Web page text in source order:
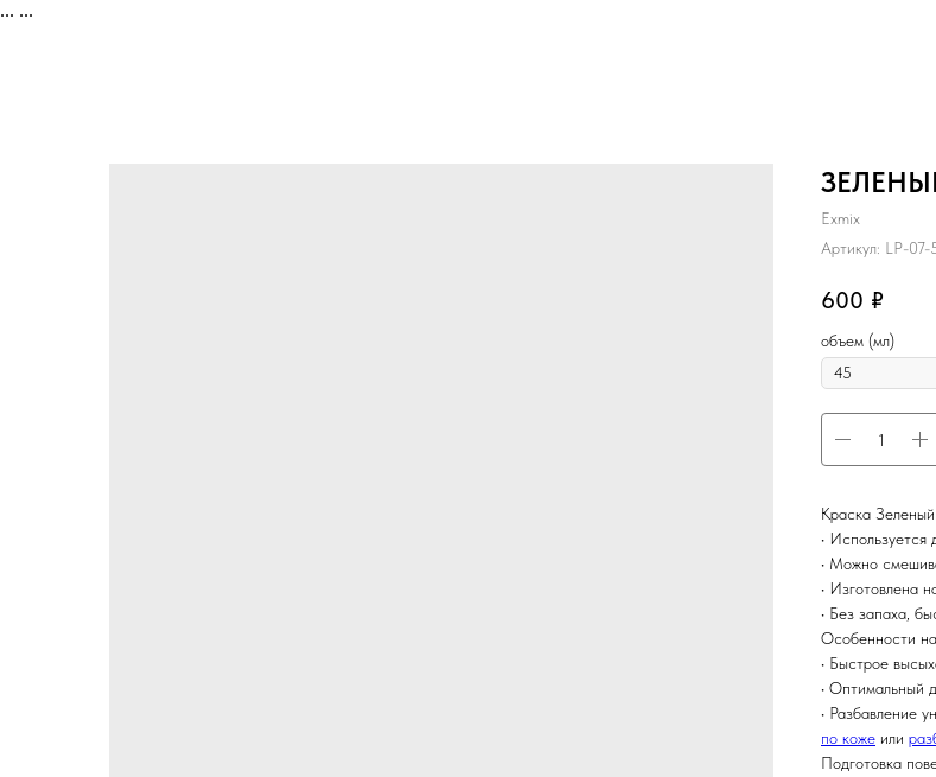
... ...
Exmix
Артикул: LP-07-
600 ₽
объем (мл)
Краска
• Используется
• Можно
• Изготовлена
• Без запаха,
Особенности
• Быстрое
• Оптимальный
• Разбавление
по коже или
Подготовка